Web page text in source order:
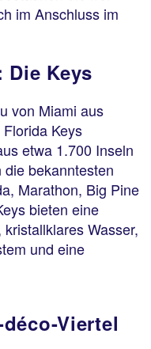
im Anschluss im
Keys
von Miami aus
Keys
etwa 1.700 Inseln
bekanntesten
Marathon, Big Pine
bieten eine
Wasser,
und eine
Viertel